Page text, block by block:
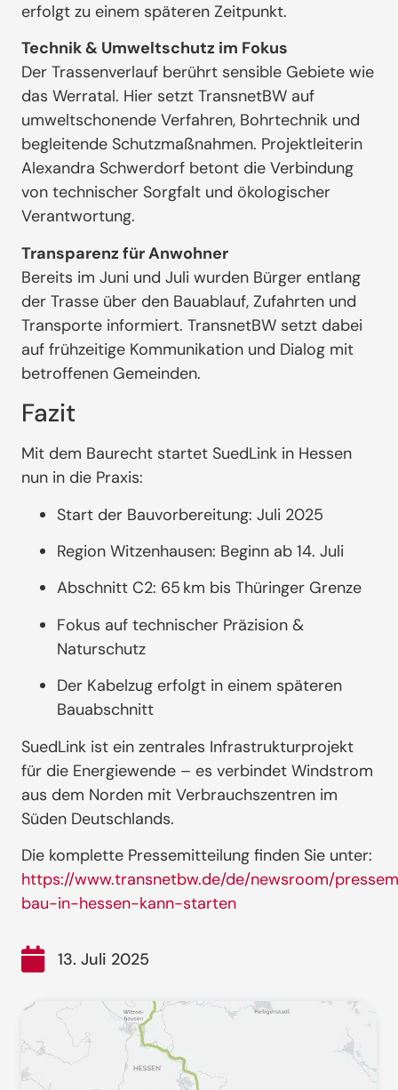
erfolgt zu einem späteren Zeitpunkt.
Technik & Umweltschutz im Fokus
Der Trassenverlauf berührt sensible Gebiete wie
das Werratal. Hier setzt TransnetBW auf
umweltschonende Verfahren, Bohrtechnik und
begleitende Schutzmaßnahmen. Projektleiterin
Alexandra Schwerdorf betont die Verbindung
von technischer Sorgfalt und ökologischer
Verantwortung.
Transparenz für Anwohner
Bereits im Juni und Juli wurden Bürger entlang
der Trasse über den Bauablauf, Zufahrten und
Transporte informiert. TransnetBW setzt dabei
auf frühzeitige Kommunikation und Dialog mit
betroffenen Gemeinden.
Fazit
Mit dem Baurecht startet SuedLink in Hessen
nun in die Praxis:
Start der Bauvorbereitung: Juli 2025
Region Witzenhausen: Beginn ab 14. Juli
Abschnitt C2: 65 km bis Thüringer Grenze
Fokus auf technischer Präzision &
Naturschutz
Der Kabelzug erfolgt in einem späteren
Bauabschnitt
SuedLink ist ein zentrales Infrastrukturprojekt
für die Energiewende – es verbindet Windstrom
aus dem Norden mit Verbrauchszentren im
Süden Deutschlands.
Die komplette Pressemitteilung finden Sie unter:
https://www.transnetbw.de/de/newsroom/
bau-in-hessen-kann-starten
13. Juli 2025